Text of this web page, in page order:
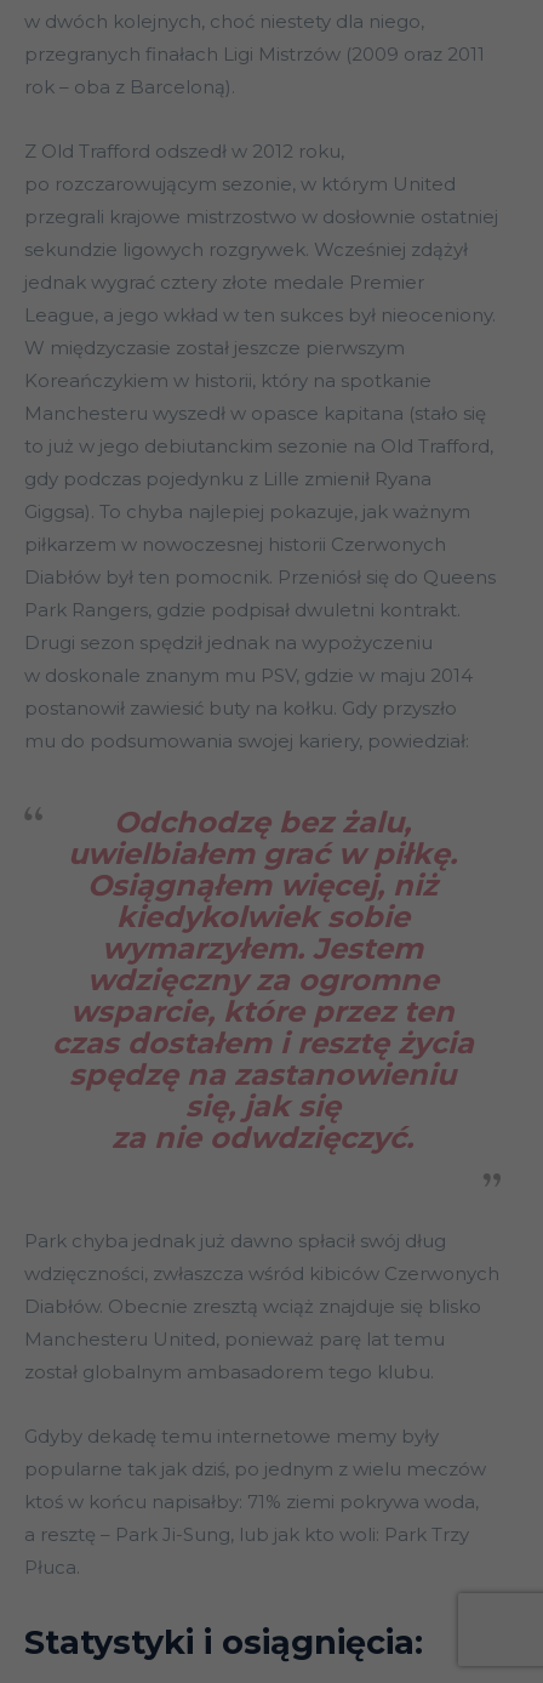
w dwóch kolejnych, choć niestety dla niego,
przegranych finałach Ligi Mistrzów (2009 oraz 2011
rok – oba z Barceloną).
Z Old Trafford odszedł w 2012 roku,
po rozczarowującym sezonie, w którym United
przegrali krajowe mistrzostwo w dosłownie ostatniej
sekundzie ligowych rozgrywek. Wcześniej zdążył
jednak wygrać cztery złote medale Premier
League, a jego wkład w ten sukces był nieoceniony.
W międzyczasie został jeszcze pierwszym
Koreańczykiem w historii, który na spotkanie
Manchesteru wyszedł w opasce kapitana (stało się
to już w jego debiutanckim sezonie na Old Trafford,
gdy podczas pojedynku z Lille zmienił Ryana
Giggsa). To chyba najlepiej pokazuje, jak ważnym
piłkarzem w nowoczesnej historii Czerwonych
Diabłów był ten pomocnik. Przeniósł się do Queens
Park Rangers, gdzie podpisał dwuletni kontrakt.
Drugi sezon spędził jednak na wypożyczeniu
w doskonale znanym mu PSV, gdzie w maju 2014
postanowił zawiesić buty na kołku. Gdy przyszło
mu do podsumowania swojej kariery, powiedział:
Odchodzę bez żalu,
uwielbiałem grać w piłkę.
Osiągnąłem więcej, niż
kiedykolwiek sobie
wymarzyłem. Jestem
wdzięczny za ogromne
wsparcie, które przez ten
czas dostałem i resztę życia
spędzę na zastanowieniu
się, jak się
za nie odwdzięczyć.
Park chyba jednak już dawno spłacił swój dług
wdzięczności, zwłaszcza wśród kibiców Czerwonych
Diabłów. Obecnie zresztą wciąż znajduje się blisko
Manchesteru United, ponieważ parę lat temu
został globalnym ambasadorem tego klubu.
Gdyby dekadę temu internetowe memy były
popularne tak jak dziś, po jednym z wielu meczów
ktoś w końcu napisałby: 71% ziemi pokrywa woda,
a resztę – Park Ji-Sung, lub jak kto woli: Park Trzy
Płuca.
Statystyki i osiągnięcia: